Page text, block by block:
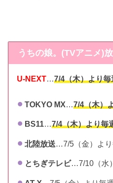
うちの娘。(TVアニメ)
U-NEXT…7/4（木）より
TOKYO MX…7/4（木）
BS11…7/4（木）より毎
北陸放送 …7/5（金）よ
とちぎテレビ…7/10（水